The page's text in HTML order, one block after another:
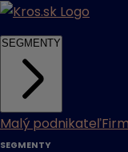
SEGMENTY
Malý podnikateľ
SEGMENTY